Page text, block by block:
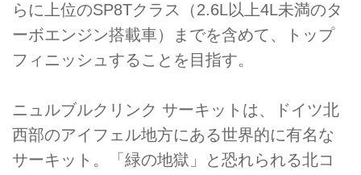
らに上位のSP8Tクラス（2.6L以上4L未満のタ
ーボエンジン搭載車）までを含めて、トップ
フィニッシュすることを目指す。
ニュルブルクリンク サーキットは、ドイツ北
西部のアイフェル地方にある世界的に有名な
サーキット。「緑の地獄」と恐れられる北コ